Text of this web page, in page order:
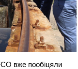
вже пообіцяли